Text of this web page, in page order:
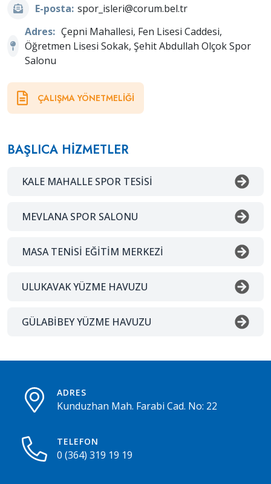
E-posta: spor_isleri@corum.bel.tr
Adres: Çepni Mahallesi, Fen Lisesi Caddesi,
Öğretmen Lisesi Sokak, Şehit Abdullah Olçok Spor
Salonu
ÇALIŞMA YÖNETMELIĞI
BAŞLICA HIZMETLER
KALE MAHALLE SPOR TESİSİ
MEVLANA SPOR SALONU
MASA TENİSİ EĞİTİM MERKEZİ
ULUKAVAK YÜZME HAVUZU
GÜLABİBEY YÜZME HAVUZU
ADRES
Kunduzhan Mah. Farabi Cad. No: 22
TELEFON
0 (364) 319 19 19